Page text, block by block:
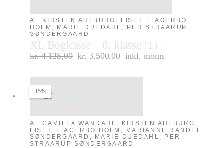
AF KIRSTEN AHLBURG, LISETTE AGERBO
HOLM, MARIE DUEDAHL, PER STRAARUP
SØNDERGAARD
XL Bogkasse – 0. klasse (1)
kr.4.125,00 kr. 3.500,00 inkl. moms
-15%
AF CAMILLA WANDAHL, KIRSTEN AHLBURG,
LISETTE AGERBO HOLM, MARIANNE RANDEL
SØNDERGAARD, MARIE DUEDAHL, PER
STRAARUP SØNDERGAARD